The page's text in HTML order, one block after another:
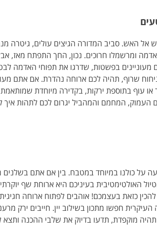
האש. סביב המדורה הגיצים עולים, גיטרה
ומרשמלו חרוכים. נכון, החך התפתח מאז,
בפשטות, שדרגו את תפוחי האדמה
שרוף, תהיה לכם ארוחה נהדרת. אם אתם
או עוף בתוספת ירקות, בקדירה מיוחדת
המחמם והמהביל יגרום לכם לתהות איך
על כולנו במיוחד במטבח. בין אם אתם
האולטימטיבית בעיניכם היא ארוחת שף
כזאת בעצמכם! אוהבים לפתוח ארוחה
חפשו מתכון בשילוב יין. חייבים ירק
תהיה מוקפדת, תדעו בדיוק את שלבי ההכנה